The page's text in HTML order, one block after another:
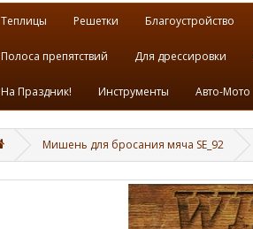
Теплицы Решетки Благоустройство
Полоса препятствий Для дрессировки
На Праздник! Инструменты Авто-Мото
Мишень для бросания мяча SE_92